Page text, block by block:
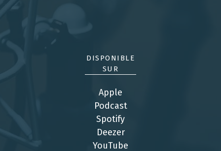
DISPONIBLE
SUR
Apple
Podcast
Spotify
Deezer
YouTube